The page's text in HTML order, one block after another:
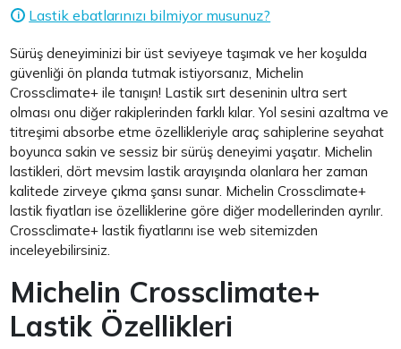
i Lastik ebatlarınızı bilmiyor musunuz?
Sürüş deneyiminizi bir üst seviyeye taşımak ve her koşulda
güvenliği ön planda tutmak istiyorsanız, Michelin
Crossclimate+ ile tanışın! Lastik sırt deseninin ultra sert
olması onu diğer rakiplerinden farklı kılar. Yol sesini azaltma ve
titreşimi absorbe etme özellikleriyle araç sahiplerine seyahat
boyunca sakin ve sessiz bir sürüş deneyimi yaşatır. Michelin
lastikleri, dört mevsim lastik arayışında olanlara her zaman
kalitede zirveye çıkma şansı sunar. Michelin Crossclimate+
lastik fiyatları ise özelliklerine göre diğer modellerinden ayrılır.
Crossclimate+ lastik fiyatlarını ise web sitemizden
inceleyebilirsiniz.
Michelin Crossclimate+
Lastik Özellikleri